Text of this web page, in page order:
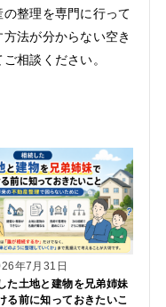
整理を専門に行って
法が分からない空き
相談ください。
年7月31日
た土地と建物を兄弟姉妹
る前に知っておきたいこ